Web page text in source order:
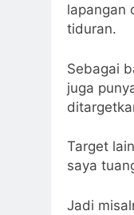
lapangan
tiduran.
Sebagai
juga
Target
saya
Jadi